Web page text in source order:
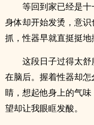
等回到家已经是十
身体却开始发烫，意
抓，性器早就直挺挺地
这段日子过得太
在脑后。握着性器却
睛，想起他身上的气
望却让我眼眶发酸。